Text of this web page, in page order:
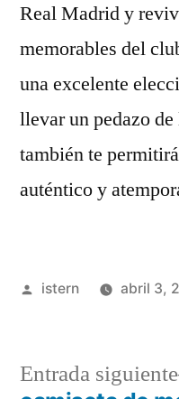
Real Madrid y
memorables del
una excelente
llevar un pedazo
también te
auténtico y
Publicado
istern abril 3,
Entrada siguiente